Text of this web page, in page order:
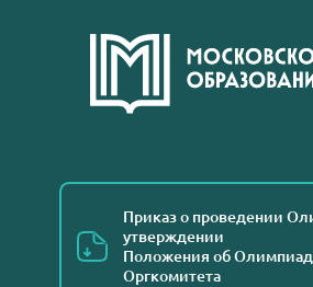
Приказ о проведении
утверждении
Положения об
Оргкомитета